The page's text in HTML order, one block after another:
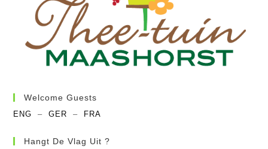
Welcome Guests
ENG –GER – FRA
Hangt De Vlag Uit ?